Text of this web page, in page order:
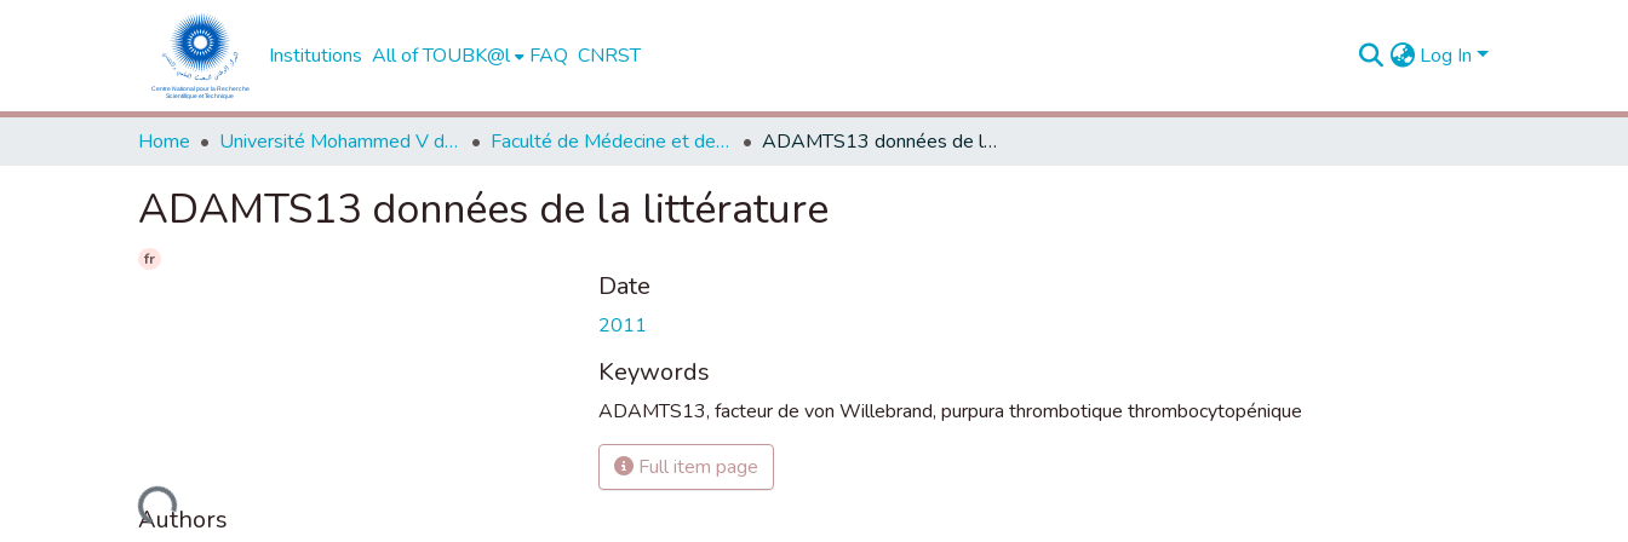
Institutions All of TOUBK@l FAQ CNRST Log In
Home Université Mohammed V de Rabat Faculté de Médecine et de Pharmacie - Rabat ADAMTS13 données de la littérature
ADAMTS13 données de la littérature
fr
Loading...
Authors
Date
2011
Keywords
ADAMTS13, facteur de von Willebrand, purpura thrombotique thrombocytopénique
Full item page